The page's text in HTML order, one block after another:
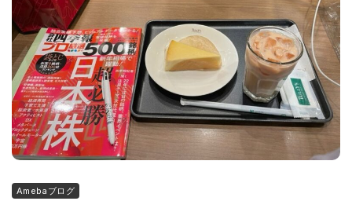
Amebaブログ